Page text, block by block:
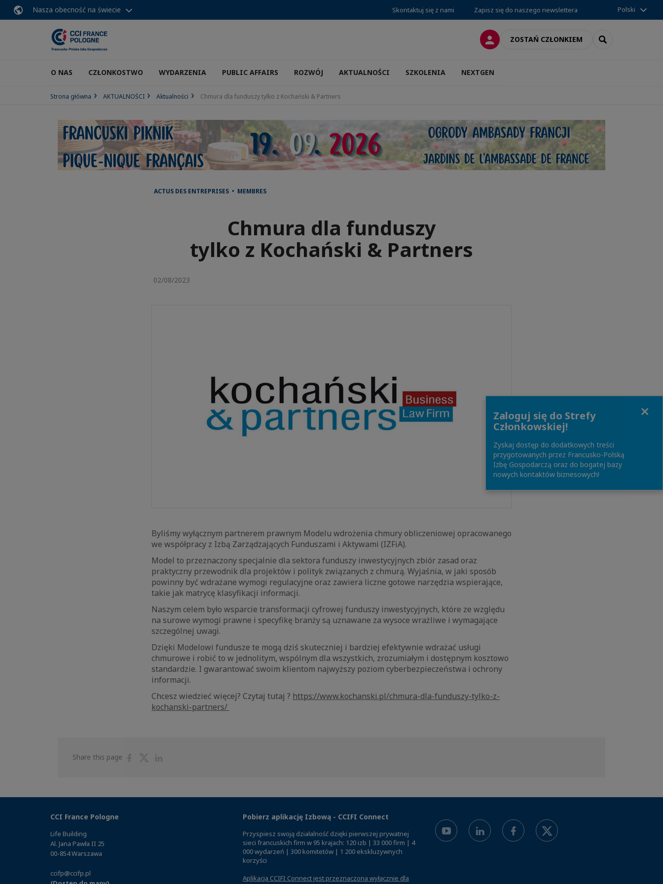
Nasza obecność na świecie Skontaktuj się z nami Zapisz się do naszego newslettera Polski
LOGOWANIEZOSTAŃ CZŁONKIEM SEARCH
O NAS CZŁONKOSTWO WYDARZENIA PUBLIC AFFAIRS ROZWÓJ AKTUALNOŚCI SZKOLENIA NEXTGEN
Strona główna AKTUALNOŚCI Aktualności Chmura dla funduszy tylko z Kochański & Partners
ACTUS DES ENTREPRISES • MEMBRES
Chmura dla funduszy
tylko z Kochański & Partners
02/08/2023
Byliśmy wyłącznym partnerem prawnym Modelu wdrożenia chmury obliczeniowej opracowanego
we współpracy z Izbą Zarządzających Funduszami i Aktywami (IZFiA).
Model to przeznaczony specjalnie dla sektora funduszy inwestycyjnych zbiór zasad oraz
praktyczny przewodnik dla projektów i polityk związanych z chmurą. Wyjaśnia, w jaki sposób
powinny być wdrażane wymogi regulacyjne oraz zawiera liczne gotowe narzędzia wspierające,
takie jak matrycę klasyfikacji informacji.
Naszym celem było wsparcie transformacji cyfrowej funduszy inwestycyjnych, które ze względu
na surowe wymogi prawne i specyfikę branży są uznawane za wysoce wrażliwe i wymagające
szczególnej uwagi.
Dzięki Modelowi fundusze te mogą dziś skuteczniej i bardziej efektywnie wdrażać usługi
chmurowe i robić to w jednolitym, wspólnym dla wszystkich, zrozumiałym i dostępnym kosztowo
standardzie. I gwarantować swoim klientom najwyższy poziom cyberbezpieczeństwa i ochrony
informacji.
Chcesz wiedzieć więcej? Czytaj tutaj ? https://www.kochanski.pl/chmura-dla-funduszy-tylko-z-
kochanski-partners/
Share this page
ShareShare
CCI France Pologne
Life Building
Al. Jana Pawła II 25
00-854 Warszawa
ccifp@ccifp.pl
Pobierz aplikację Izbową - CCIFI Connect
Przyspiesz swoją działalność dzięki pierwszej prywatnej
sieci francuskich firm w 95 krajach: 120 izb | 33 000 firm | 4
000 wydarzeń | 300 komitetów | 1 200 ekskluzywnych
korzyści
Aplikacja CCIFI Connect jest przeznaczona wyłącznie dla
Zaloguj się do Strefy
Członkowskiej!
Zyskaj dostęp do dodatkowych treści
przygotowanych przez Francusko-Polską
Izbę Gospodarczą oraz do bogatej bazy
nowych kontaktów biznesowych!